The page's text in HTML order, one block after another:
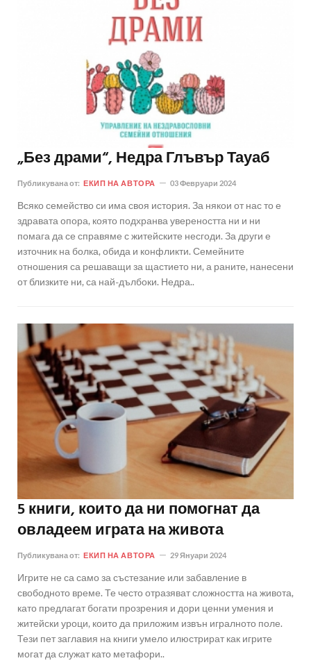
„Без драми“, Недра Глъвър Тауаб
Публикувана от: ЕКИП НА АВТОРА 03 Февруари 2024
Всяко семейство си има своя история. За някои от нас то е
здравата опора, която подхранва увереността ни и ни
помага да се справяме с житейските несгоди. За други е
източник на болка, обида и конфликти. Семейните
отношения са решаващи за щастието ни, а раните, нанесени
от близките ни, са най-дълбоки. Недра..
5 книги, които да ни помогнат да
овладеем играта на живота
Публикувана от: ЕКИП НА АВТОРА 29 Януари 2024
Игрите не са само за състезание или забавление в
свободното време. Те често отразяват сложността на живота,
като предлагат богати прозрения и дори ценни умения и
житейски уроци, които да приложим извън игралното поле.
Тези пет заглавия на книги умело илюстрират как игрите
могат да служат като метафори..